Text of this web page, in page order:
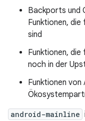
Backports und
Funktionen,
sind
Funktionen,
noch in der
Funktionen
android-mainline